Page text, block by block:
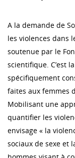
A la demande de
les violences dans
soutenue par le
scientifique. C’est
spécifiquement
faites aux femmes
Mobilisant une
quantifier les
envisage « la
sociaux de sexe et